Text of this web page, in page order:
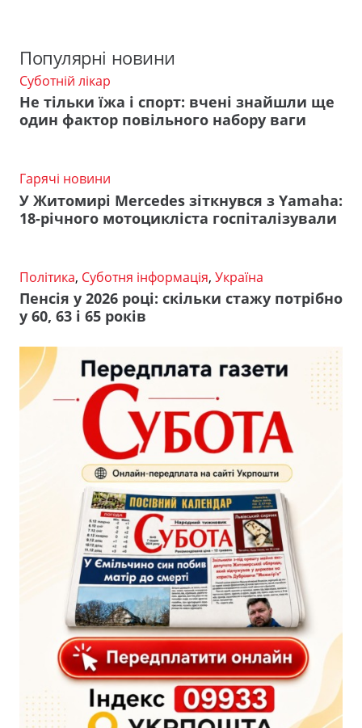
Популярні новини
Суботній лікар
Не тільки їжа і спорт: вчені знайшли ще
один фактор повільного набору ваги
Гарячі новини
У Житомирі Mercedes зіткнувся з Yamaha:
18-річного мотоцикліста госпіталізували
Політика, Суботня інформація, Україна
Пенсія у 2026 році: скільки стажу потрібно
у 60, 63 і 65 років